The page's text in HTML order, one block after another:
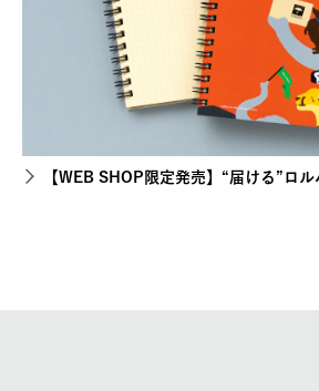
【WEB SHOP限定発売】“届ける”ロル